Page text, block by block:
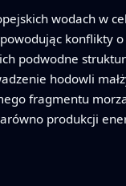
wodach w
konflikty
podwodne
hodowli
fragmentu
produkcji